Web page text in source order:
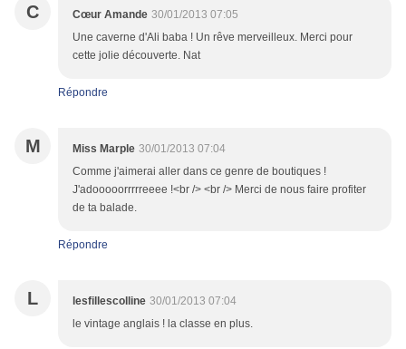
C Cœur Amande 30/01/2013 07:05
Une caverne d'Ali baba ! Un rêve merveilleux. Merci pour
cette jolie découverte. Nat
Répondre
M Miss Marple 30/01/2013 07:04
Comme j'aimerai aller dans ce genre de boutiques !
J'adooooorrrrreeee !<br /> <br /> Merci de nous faire profiter
de ta balade.
Répondre
L lesfillescolline 30/01/2013 07:04
le vintage anglais ! la classe en plus.